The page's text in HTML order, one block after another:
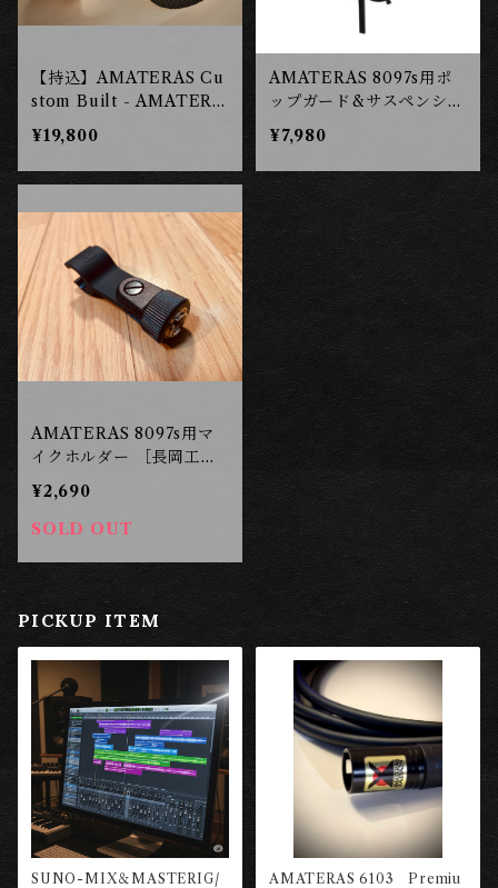
【持込】AMATERAS Cu
stom Built - AMATERA
S8097s他(モディファイ)
［長岡工房］
¥19,800
AMATERAS 8097s用ポ
ップガード&サスペンショ
ン ［長岡工房］
¥7,980
AMATERAS 8097s用マ
イクホルダー ［長岡工
房］
¥2,690
SOLD OUT
PICKUP ITEM
SUNO-MIX＆MASTERIG/
AMATERAS 6103 Premiu